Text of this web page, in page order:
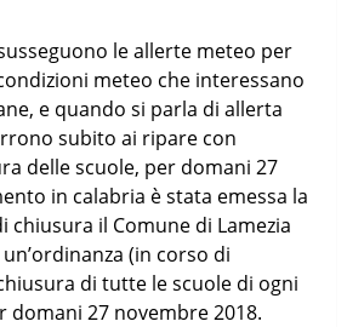
le allerte meteo per
meteo che interessano
e quando si parla di allerta
subito ai ripare con
delle scuole, per domani 27
in calabria è stata emessa la
chiusura il Comune di Lamezia
(in corso di
di tutte le scuole di ogni
domani 27 novembre 2018.